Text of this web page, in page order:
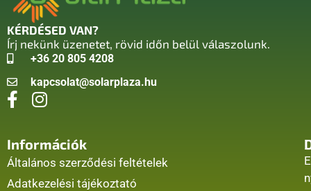
KÉRDÉSED VAN?
Írj nekünk üzenetet, rövid időn belül válaszolunk.
+36 20 805 4208
kapcsolat@solarplaza.hu
Információk
Általános szerződési feltételek
Adatkezelési tájékoztató